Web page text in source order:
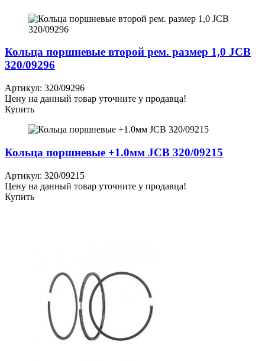
Кольца поршневые второй рем. размер 1,0 JCB
320/09296
Артикул: 320/09296
Цену на данный товар уточните у продавца!
Купить
Кольца поршневые +1.0мм JCB 320/09215
Артикул: 320/09215
Цену на данный товар уточните у продавца!
Купить